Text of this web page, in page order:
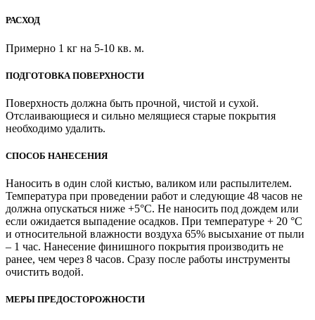
РАСХОД
Примерно 1 кг на 5-10 кв. м.
ПОДГОТОВКА ПОВЕРХНОСТИ
Поверхность должна быть прочной, чистой и сухой.
Отслаивающиеся и сильно мелящиеся старые покрытия
необходимо удалить.
СПОСОБ НАНЕСЕНИЯ
Наносить в один слой кистью, валиком или распылителем.
Температура при проведении работ и следующие 48 часов не
должна опускаться ниже +5°С. Не наносить под дождем или
если ожидается выпадение осадков. При температуре + 20 °С
и относительной влажности воздуха 65% высыхание от пыли
– 1 час. Нанесение финишного покрытия производить не
ранее, чем через 8 часов. Сразу после работы инструменты
очистить водой.
МЕРЫ ПРЕДОСТОРОЖНОСТИ